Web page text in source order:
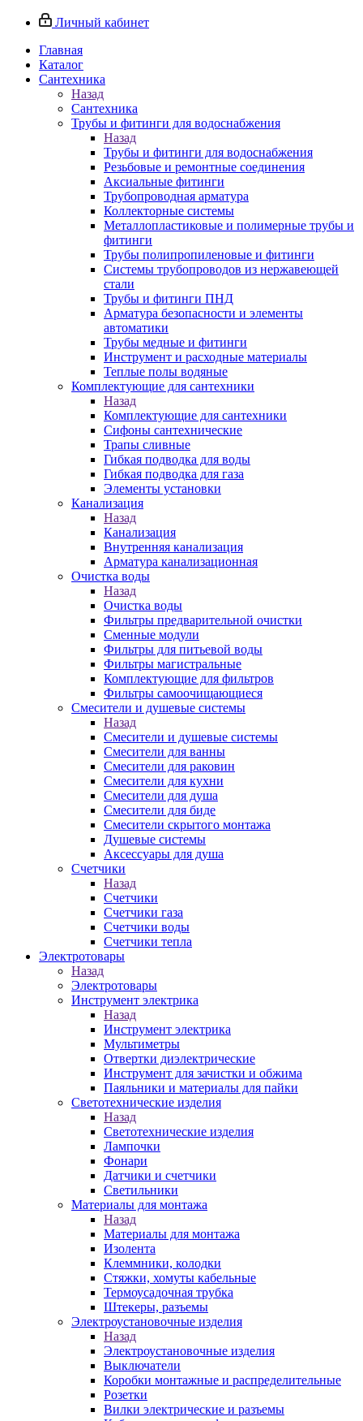
Личный кабинет
Главная
Каталог
Сантехника
Назад
Сантехника
Трубы и фитинги для водоснабжения
Назад
Трубы и фитинги для водоснабжения
Резьбовые и ремонтные соединения
Аксиальные фитинги
Трубопроводная арматура
Коллекторные системы
Металлопластиковые и полимерные трубы и
фитинги
Трубы полипропиленовые и фитинги
Системы трубопроводов из нержавеющей
стали
Трубы и фитинги ПНД
Арматура безопасности и элементы
автоматики
Трубы медные и фитинги
Инструмент и расходные материалы
Теплые полы водяные
Комплектующие для сантехники
Назад
Комплектующие для сантехники
Сифоны сантехнические
Трапы сливные
Гибкая подводка для воды
Гибкая подводка для газа
Элементы установки
Канализация
Назад
Канализация
Внутренняя канализация
Арматура канализационная
Очистка воды
Назад
Очистка воды
Фильтры предварительной очистки
Сменные модули
Фильтры для питьевой воды
Фильтры магистральные
Комплектующие для фильтров
Фильтры самоочищающиеся
Смесители и душевые системы
Назад
Смесители и душевые системы
Смесители для ванны
Смесители для раковин
Смесители для кухни
Смесители для душа
Смесители для биде
Смесители скрытого монтажа
Душевые системы
Аксессуары для душа
Счетчики
Назад
Счетчики
Счетчики газа
Счетчики воды
Счетчики тепла
Электротовары
Назад
Электротовары
Инструмент электрика
Назад
Инструмент электрика
Мультиметры
Отвертки диэлектрические
Инструмент для зачистки и обжима
Паяльники и материалы для пайки
Светотехнические изделия
Назад
Светотехнические изделия
Лампочки
Фонари
Датчики и счетчики
Светильники
Материалы для монтажа
Назад
Материалы для монтажа
Изолента
Клеммники, колодки
Стяжки, хомуты кабельные
Термоусадочная трубка
Штекеры, разъемы
Электроустановочные изделия
Назад
Электроустановочные изделия
Выключатели
Коробки монтажные и распределительные
Розетки
Вилки электрические и разъемы